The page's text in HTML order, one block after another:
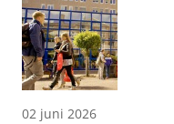
02 juni 2026